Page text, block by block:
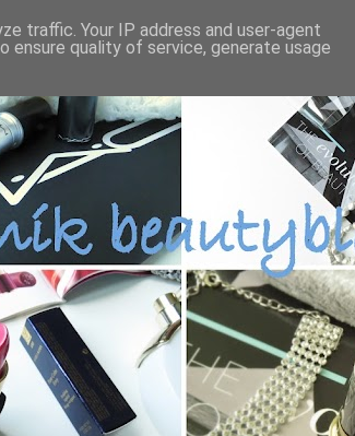
traffic. Your IP address and user-agent
ensure quality of service, generate usage